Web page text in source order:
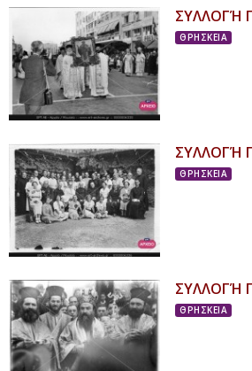
ΣΥΛΛΟΓΉ
ΘΡΗΣΚΕΙΑ
ΣΥΛΛΟΓΉ
ΘΡΗΣΚΕΙΑ
ΣΥΛΛΟΓΉ
ΘΡΗΣΚΕΙΑ